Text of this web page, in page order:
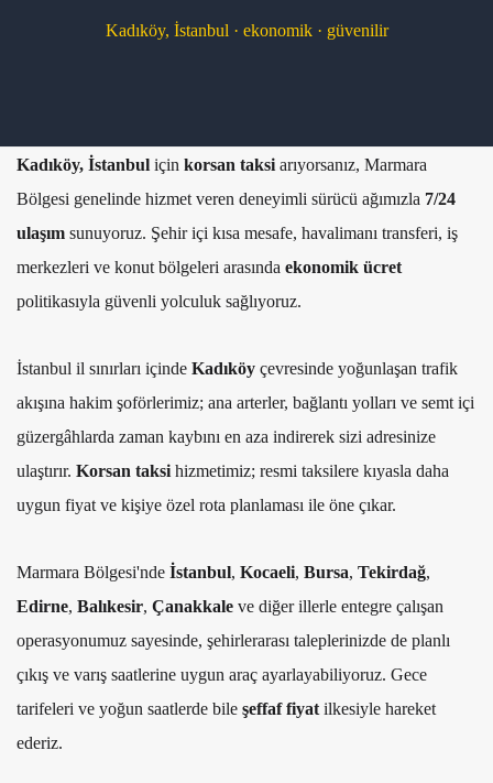
Kadıköy, İstanbul · ekonomik · güvenilir
Kadıköy, İstanbul için korsan taksi arıyorsanız, Marmara
Bölgesi genelinde hizmet veren deneyimli sürücü ağımızla 7/24
ulaşım sunuyoruz. Şehir içi kısa mesafe, havalimanı transferi, iş
merkezleri ve konut bölgeleri arasında ekonomik ücret
politikasıyla güvenli yolculuk sağlıyoruz.
İstanbul il sınırları içinde Kadıköy çevresinde yoğunlaşan trafik
akışına hakim şoförlerimiz; ana arterler, bağlantı yolları ve semt içi
güzergâhlarda zaman kaybını en aza indirerek sizi adresinize
ulaştırır. Korsan taksi hizmetimiz; resmi taksilere kıyasla daha
uygun fiyat ve kişiye özel rota planlaması ile öne çıkar.
Marmara Bölgesi'nde İstanbul, Kocaeli, Bursa, Tekirdağ,
Edirne, Balıkesir, Çanakkale ve diğer illerle entegre çalışan
operasyonumuz sayesinde, şehirlerarası taleplerinizde de planlı
çıkış ve varış saatlerine uygun araç ayarlayabiliyoruz. Gece
tarifeleri ve yoğun saatlerde bile şeffaf fiyat ilkesiyle hareket
ederiz.